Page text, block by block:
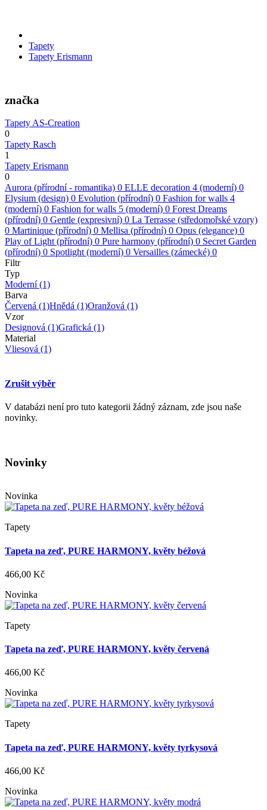
Tapety
Tapety Erismann
značka
Tapety AS-Creation
0
Tapety Rasch
1
Tapety Erismann
0
Aurora (přírodní - romantika) 0 ELLE decoration 4 (moderní) 0
Elysium (design) 0 Evolution (přírodní) 0 Fashion for walls 4
(moderní) 0 Fashion for walls 5 (moderní) 0 Forest Dreams
(přírodní) 0 Gentle (expresivní) 0 La Terrasse (středomořské vzory)
0 Martinique (přírodní) 0 Mellisa (přírodní) 0 Opus (elegance) 0
Play of Light (přírodní) 0 Pure harmony (přírodní) 0 Secret Garden
(přírodní) 0 Spotlight (moderní) 0 Versailles (zámecké) 0
Filtr
Typ
Moderní(1)
Barva
Červená (1)Hnědá (1)Oranžová (1)
Vzor
Designová (1)Grafická (1)
Material
Vliesová (1)
Zrušit výběr
V databázi není pro tuto kategorii žádný záznam, zde jsou naše
novinky.
Novinky
Novinka
Tapety
Tapeta na zeď, PURE HARMONY, květy béžová
466,00 Kč
Novinka
Tapety
Tapeta na zeď, PURE HARMONY, květy červená
466,00 Kč
Novinka
Tapety
Tapeta na zeď, PURE HARMONY, květy tyrkysová
466,00 Kč
Novinka